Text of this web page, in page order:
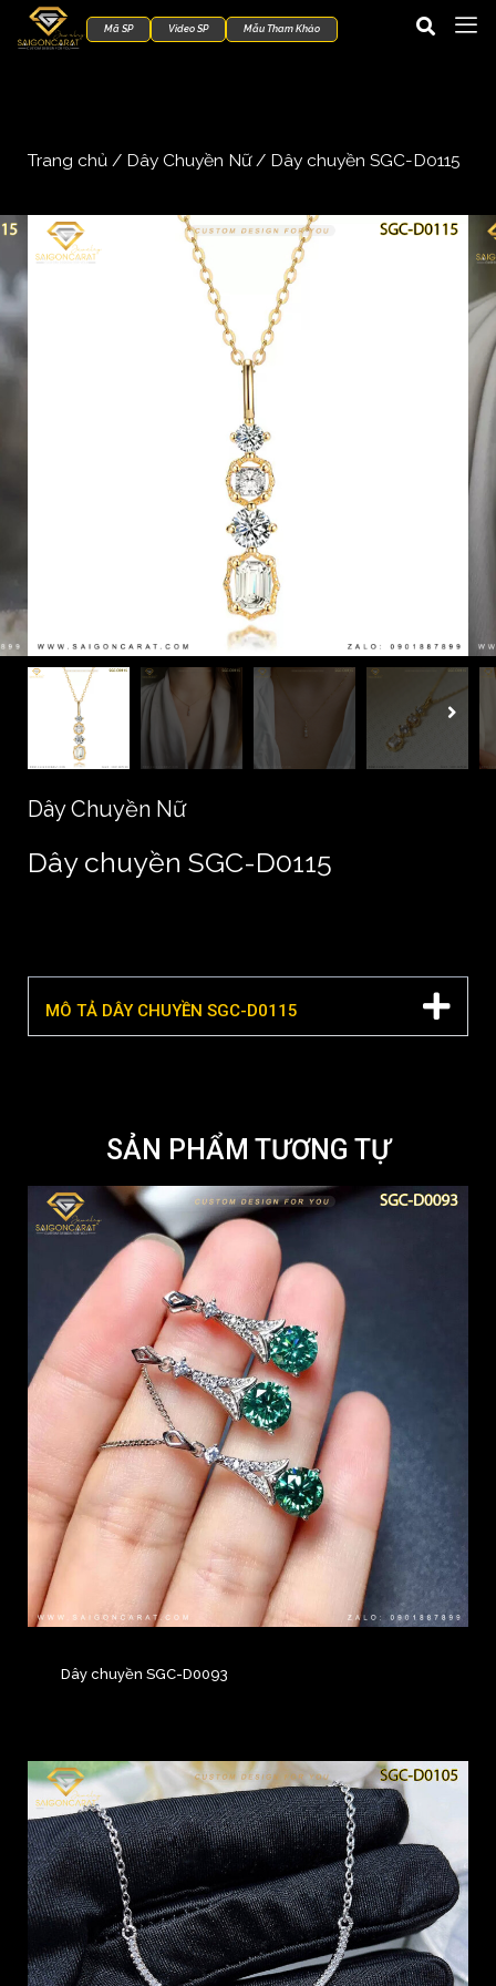
Mã SP Video SP Mẫu Tham Khảo
Trang chủ / Dây Chuyền Nữ/ Dây chuyền SGC-D0115
Dây Chuyền Nữ
Dây chuyền SGC-D0115
MÔ TẢ DÂY CHUYỀN SGC-D0115
SẢN PHẨM TƯƠNG TỰ
Dây chuyền SGC-D0093